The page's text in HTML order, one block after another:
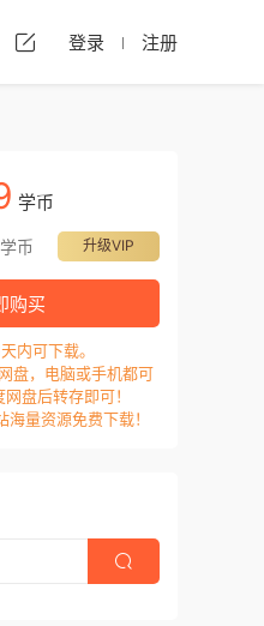
登录 注册
学币
升级VIP
学币
购买
内可下载。
盘，电脑或手机都可
盘后转存即可！
量资源免费下载！